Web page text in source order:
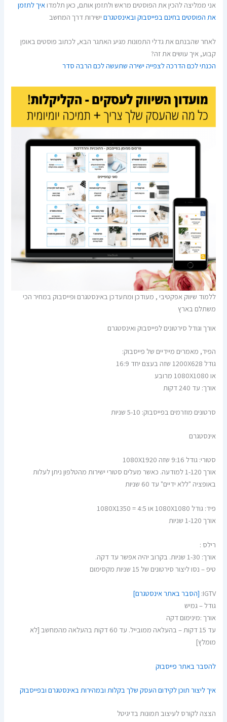
אני ממליצה להכין את הפוסטים מראש ולתזמן אותם, כאן תלמדואיך לתזמן
את הפוסטים בחינם בפייסבוק ובאינסטגרם ישירות דרך המחשב
לאחר שהבנתם את גדלי התמונות מגיע האתגר הבא, לכתוב פוסטים באופן
קבוע, איך עושים את זה?
הכנתי לכם הדרכה לצפייה ישירה שתעשה לכם הרבה סדר
ללמוד שיווק אפקטיבי , מעודכן ומתעדכן באינסטגרם ופייסבוק במחיר הכי
משתלם בארץ
אורך וגודל סירטונים לפייסבוק ואינסטגרם
הפיד, מאמרים מיידיים של פייסבוק:
גודל 1200X628 שזה בעצם יחד 16:9
או 1080X1080 מרובע
אורך: עד 240 דקות
סרטונים מוזרמים בפייסבוק: 5-10 שניות
אינסטגרם
סטורי: גודל 9:16 שזה 1080X1920
אורך 1-120 למודעה. כאשר מעלים סטורי ישירות מהטלפון ניתן לעלות
באופציה "ללא ידיים" עד 60 שניות
פיד: גודל 1080X1080 או 1080X1350 = 4:5
אורך 1-120 שניות
רילס :
אורך: 1-30 שניות. בקרוב יהיה אפשר עד דקה.
טיפ – נסו ליצור סירטונים של 15 שניות מקסימום
IGTV: [הסבר באתר אינסטגרם]
גודל – גמיש
אורך :מינימום דקה
עד 15 דקות – בהעלאה ממובייל. עד 60 דקות בהעלאה מהמחשב [לא
מומלץ]
להסבר באתר פייסבוק
איך ליצור תוכן לקידום העסק שלך בקלות ובמהירות באינסטגרם ובפייסבוק
הצצה לקורס לעיצוב תמונות בדיגיטל